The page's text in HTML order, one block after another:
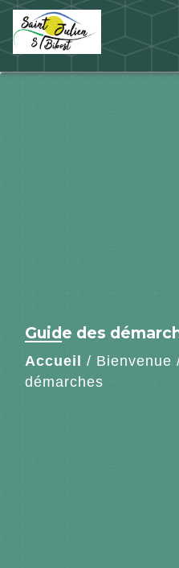
Guide des
Accueil / Bienvenue
démarches